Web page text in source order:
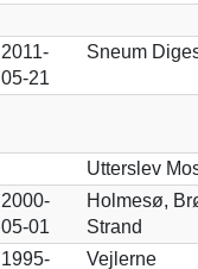
2011-
05-21
Sneum
Utterslev
2000-
05-01
Holmesø,
Strand
1995-
Vejlerne